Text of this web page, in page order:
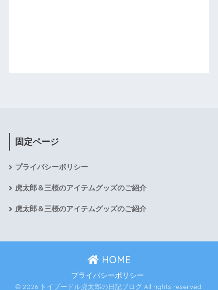
固定ページ
プライバシーポリシー
虎太郎＆三桜のアイテムグッズのご紹介
虎太郎＆三桜のアイテムグッズのご紹介
HOME
プライバシーポリシー
© 2026 トイプードル虎太郎の日記ブログ All rights reserved.